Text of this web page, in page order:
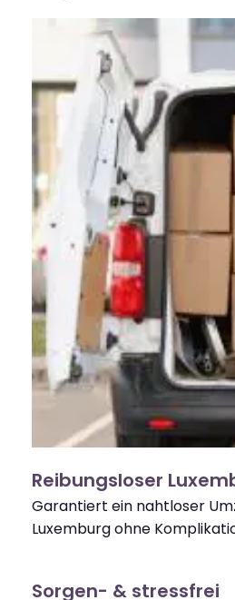
Reibungsloser
Garantiert ein nahtloser
Luxemburg ohne
Sorgen- & stressfrei